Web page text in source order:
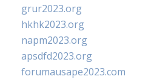
grur2023.org
hkhk2023.org
napm2023.org
apsdfd2023.org
forumausape2023.com